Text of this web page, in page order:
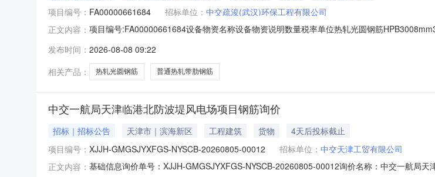
项目编号： FA00000661684 招标单位： 中交疏浚(武汉)环保工程有限公司
正文内容： 项目编号:FA00000661684设备物资名称设备物资说明数量税率单位热轧光圆钢筋
高标准农田项目钢筋材料物资采购招标公告1.招标条件本招标项目虞城县2025年高标准农田项
发布时间： 2026-08-08 09:22
相关产品：
热轧光圆钢筋 普通热轧带肋钢筋
中交一航局天津临港北防波堤风电场项目钢筋询价
招标｜招标公告 天津市｜滨海新区 工程建筑 货物
4天后投标截止
项目编号： XJJH-GMGSJYXFGS-NYSCB-20260805-00012 招标单位： 中交天津工贸有限公司
正文内容： 基础信息询价单号：XJJH-GMGSJYXFGS-NYSCB-20260805-00012询价名称：中交一航局